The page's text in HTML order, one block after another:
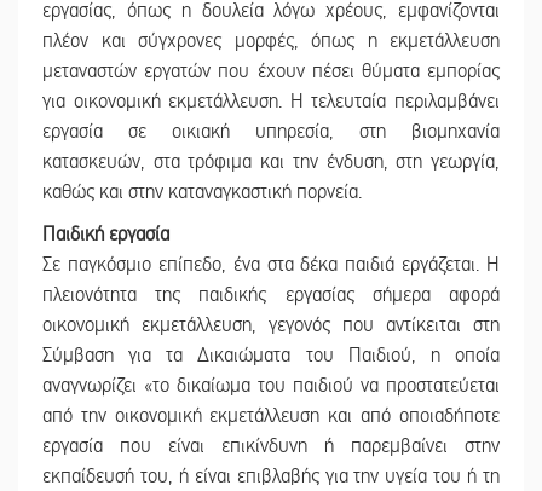
εργασίας, όπως η δουλεία λόγω χρέους, εμφανίζονται
πλέον και σύγχρονες μορφές, όπως η εκμετάλλευση
μεταναστών εργατών που έχουν πέσει θύματα εμπορίας
για οικονομική εκμετάλλευση. Η τελευταία περιλαμβάνει
εργασία σε οικιακή υπηρεσία, στη βιομηχανία
κατασκευών, στα τρόφιμα και την ένδυση, στη γεωργία,
καθώς και στην καταναγκαστική πορνεία.
Παιδική εργασία
Σε παγκόσμιο επίπεδο, ένα στα δέκα παιδιά εργάζεται. Η
πλειονότητα της παιδικής εργασίας σήμερα αφορά
οικονομική εκμετάλλευση, γεγονός που αντίκειται στη
Σύμβαση για τα Δικαιώματα του Παιδιού, η οποία
αναγνωρίζει «το δικαίωμα του παιδιού να προστατεύεται
από την οικονομική εκμετάλλευση και από οποιαδήποτε
εργασία που είναι επικίνδυνη ή παρεμβαίνει στην
εκπαίδευσή του, ή είναι επιβλαβής για την υγεία του ή τη